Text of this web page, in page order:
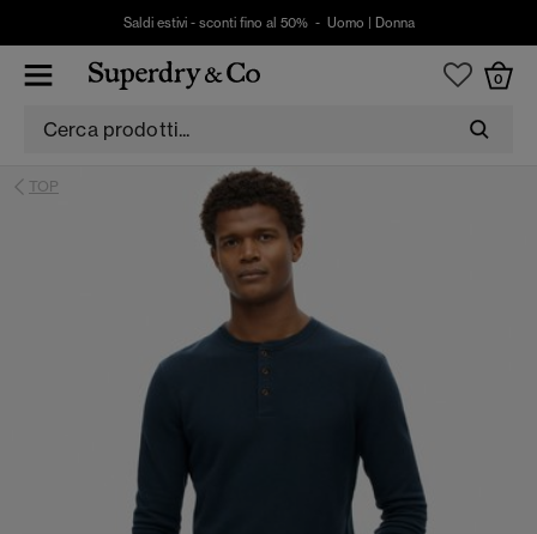
Saldi estivi - sconti fino al 50% - Uomo Donna
0
TOP